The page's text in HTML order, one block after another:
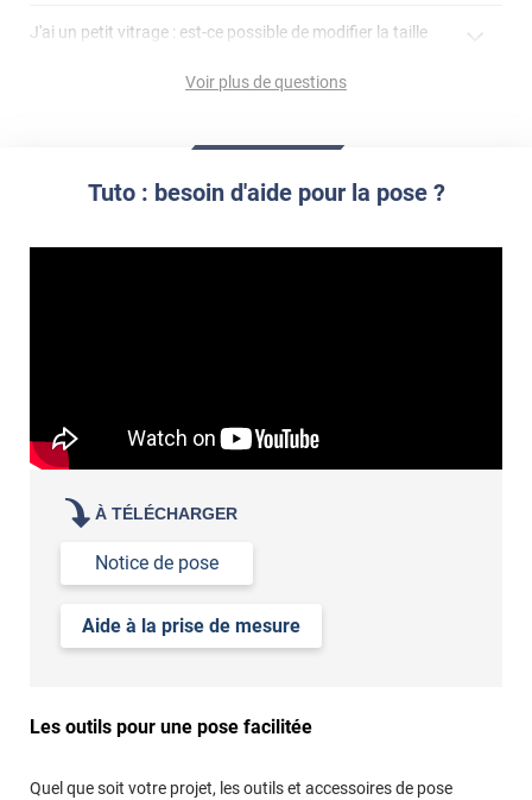
J'ai un petit vitrage : est-ce possible de modifier la taille
impression personnalisée
Voir plus de questions
Tuto : besoin d'aide pour la pose ?
À TÉLÉCHARGER
Notice de pose
Aide à la prise de mesure
Les outils pour une pose facilitée
Quel que soit votre projet, les outils et accessoires de pose